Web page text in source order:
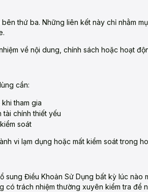
thứ ba. Những liên kết này chỉ nhằm
về nội dung, chính sách hoặc hoạt
cần:
tham gia
chính thiết yếu
soát
vi lạm dụng hoặc mất kiểm soát trong
sung Điều Khoản Sử Dụng bất kỳ lúc
trách nhiệm thường xuyên kiểm tra để